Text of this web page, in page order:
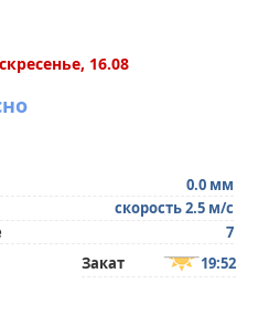
16.08
0.0 мм
скорость 2.5 м/с
7
Закат 19:52